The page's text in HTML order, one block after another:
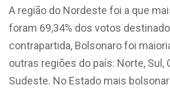
A região do Nordeste foi a que
foram 69,34% dos votos
contrapartida, Bolsonaro foi
outras regiões do país: Norte, Sul,
Sudeste. No Estado mais